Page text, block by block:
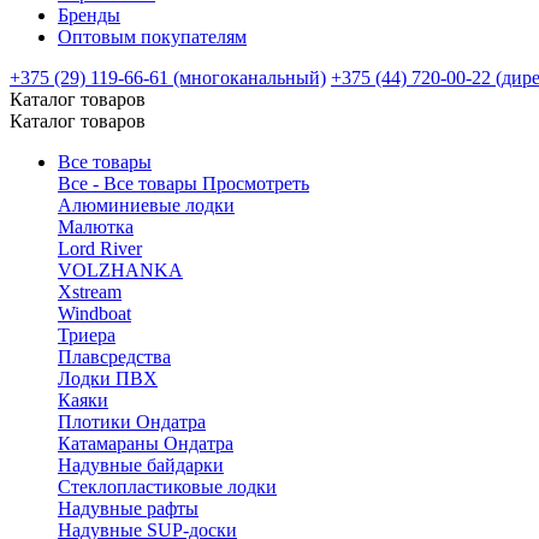
Бренды
Оптовым покупателям
+375 (29) 119-66-61 (многоканальный) +375 (44) 720-00-22
Каталог товаров
Каталог товаров
Все товары
Все - Все товары Просмотреть
Алюминиевые лодки
Малютка
Lord River
VOLZHANKA
Xstream
Windboat
Триера
Плавсредства
Лодки ПВХ
Каяки
Плотики Ондатра
Катамараны Ондатра
Надувные байдарки
Стеклопластиковые лодки
Надувные рафты
Надувные SUP-доски